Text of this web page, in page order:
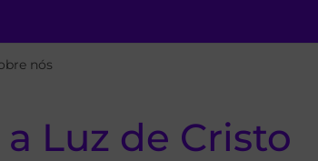
nós
Luz de Cristo